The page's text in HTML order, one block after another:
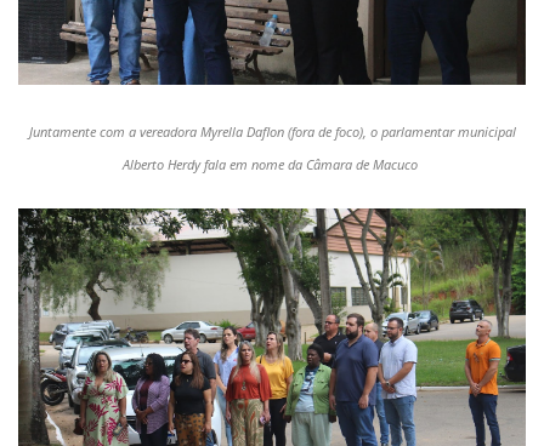
Juntamente com a vereadora Myrella Daflon(fora de foco), o parlamentar municipal
Alberto Herdy fala em nome da Câmara de Macuco